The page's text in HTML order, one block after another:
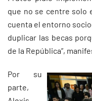
que no se centre solo
cuenta el entorno
duplicar las becas
de la República”,
Por su
parte,